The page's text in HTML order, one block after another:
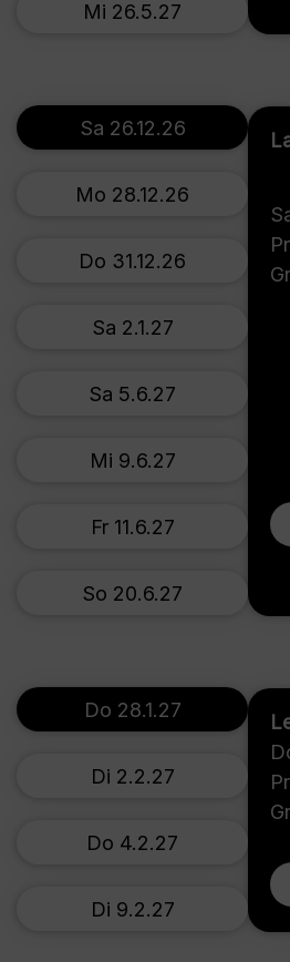
Mi 26.5.27
Sa 26.12.26
Mo 28.12.26
Do 31.12.26
Sa 2.1.27
Sa 5.6.27
Mi 9.6.27
Fr 11.6.27
So 20.6.27
Do 28.1.27
Di 2.2.27
Do 4.2.27
Di 9.2.27